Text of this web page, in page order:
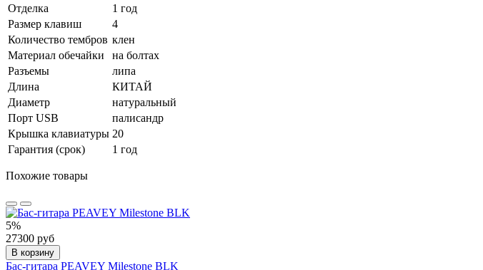
Отделка
1 год
Размер клавиш
4
Количество тембров клен
Материал обечайки
на болтах
Разъемы
липа
Длина
КИТАЙ
Диаметр
натуральный
Порт USB
палисандр
Крышка клавиатуры 20
Гарантия (срок)
1 год
Похожие товары
5%
27300 руб
В корзину
Бас-гитара PEAVEY Milestone BLK